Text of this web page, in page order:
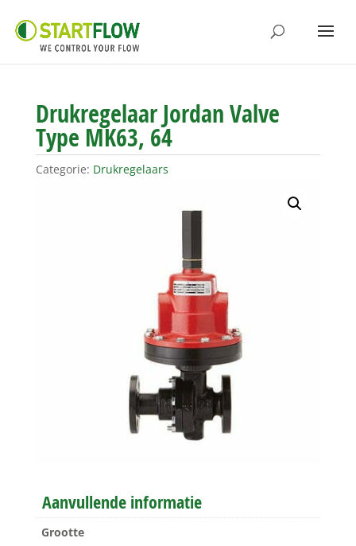
Drukregelaar Jordan Valve
Type MK63, 64
Categorie: Drukregelaars
Aanvullende informatie
Grootte